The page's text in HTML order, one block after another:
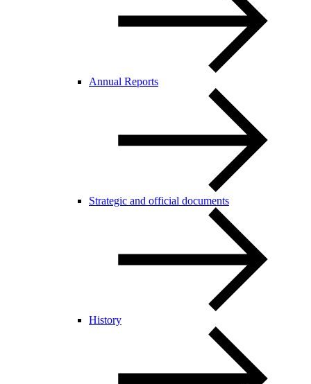
Annual Reports
Strategic and official documents
History